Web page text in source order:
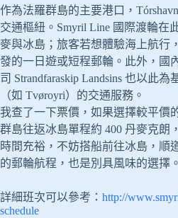
作為法羅群島的主要港口，
交通樞紐。Smyril Line 國際渡輪在
麥與冰島；旅客若想體驗海上航行
發的一日遊或短程郵輪。此外，國
司 Strandfaraskip Landsins 也以此
（如 Tvøroyri）的交通服務。
我查了一下票價，如果選擇較平價
群島往返冰島單程約 400 丹麥克朗
時間充裕，不妨搭船前往冰島，順
的郵輪航程，也是別具風味的選擇。
詳細班次可以參考： http://
schedule